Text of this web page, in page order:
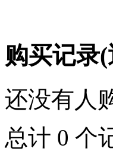
购买记录
还没有人
总计 0 个